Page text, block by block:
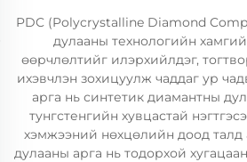
PDC (Polycrystalline Diamond
дулааны технологийн
өөрчлөлтийг илэрхийлдэг,
ихэвчлэн зохицуулж чаддаг ур
арга нь синтетик диамантны
тунгстенгийн хувцастай
хэмжээний нөхцөлийн доод талд
дулааны арга нь тодорхой